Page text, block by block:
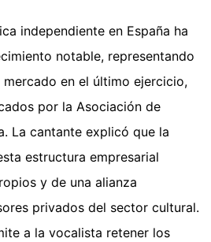
independiente en España ha
notable, representando
en el último ejercicio,
por la Asociación de
La cantante explicó que la
estructura empresarial
y de una alianza
privados del sector cultural.
a la vocalista retener los